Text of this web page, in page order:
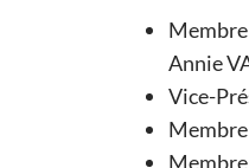
Annie
Vice-
Membre